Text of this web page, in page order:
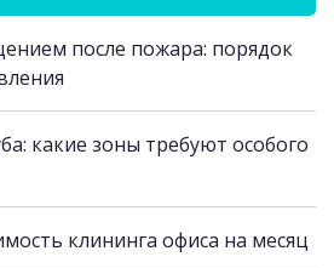
после пожара: порядок
какие зоны требуют особого
клининга офиса на месяц